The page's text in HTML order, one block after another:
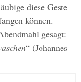
diese Geste
können.
gesagt:
“ (Johannes